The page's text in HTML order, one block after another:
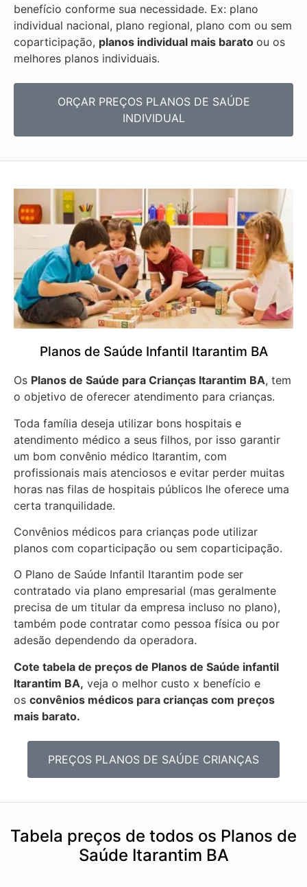
benefício conforme sua necessidade. Ex: plano
individual nacional, plano regional, plano com ou sem
coparticipação, planos individual mais barato ou os
melhores planos individuais.
ORÇAR PREÇOS PLANOS DE SAÚDE
INDIVIDUAL
Planos de Saúde Infantil Itarantim BA
Os Planos de Saúde para Crianças Itarantim BA, tem
o objetivo de oferecer atendimento para crianças.
Toda família deseja utilizar bons hospitais e
atendimento médico a seus filhos, por isso garantir
um bom convênio médico Itarantim, com
profissionais mais atenciosos e evitar perder muitas
horas nas filas de hospitais públicos lhe oferece uma
certa tranquilidade.
Convênios médicos para crianças pode utilizar
planos com coparticipação ou sem coparticipação.
O Plano de Saúde Infantil Itarantim pode ser
contratado via plano empresarial (mas geralmente
precisa de um titular da empresa incluso no plano),
também pode contratar como pessoa física ou por
adesão dependendo da operadora.
Cote tabela de preços de Planos de Saúde infantil
Itarantim BA, veja o melhor custo x benefício e
os convênios médicos para crianças com preços
mais barato.
PREÇOS PLANOS DE SAÚDE CRIANÇAS
Tabela preços de todos os Planos de
Saúde Itarantim BA